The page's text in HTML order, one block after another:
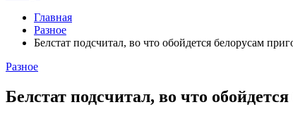
Главная
Разное
Белстат подсчитал, во что обойдется белорусам
Разное
Белстат подсчитал, во что